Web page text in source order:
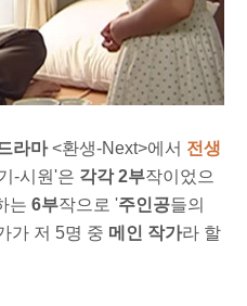
라마<환생-Next>에서 전생
-시원'은 각각 2부작이었으
는 6부작으로 '주인공들의
가 저 5명 중 메인 작가라 할